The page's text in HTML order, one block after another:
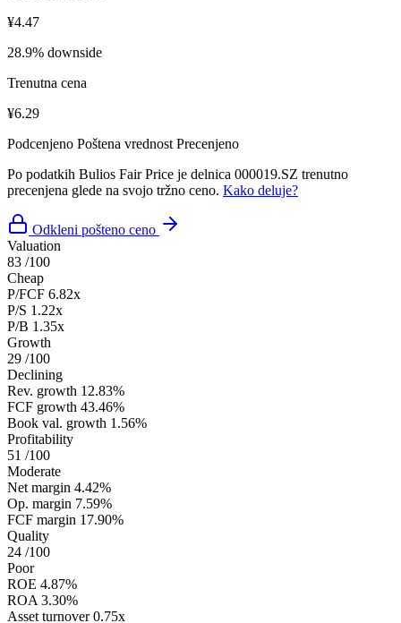
¥4.47
28.9% downside
Trenutna cena
¥6.29
Podcenjeno Poštena vrednost Precenjeno
Po podatkih Bulios Fair Price je delnica 000019.SZ trenutno
precenjena glede na svojo tržno ceno. Kako deluje?
Odkleni pošteno ceno
Valuation
83 /100
Cheap
P/FCF 6.82x
P/S 1.22x
P/B 1.35x
Growth
29 /100
Declining
Rev. growth 12.83%
FCF growth 43.46%
Book val. growth 1.56%
Profitability
51 /100
Moderate
Net margin 4.42%
Op. margin 7.59%
FCF margin 17.90%
Quality
24 /100
Poor
ROE 4.87%
ROA 3.30%
Asset turnover 0.75x